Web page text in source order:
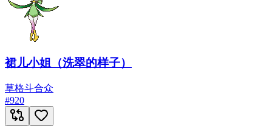
裙儿小姐（洗翠的样子）
草格斗合众
#920